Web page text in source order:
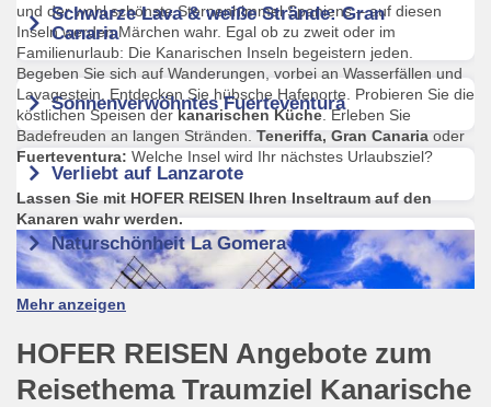
und der wohl schönste Sternenhimmel Spaniens – auf diesen
Inseln werden Märchen wahr. Egal ob zu zweit oder im
Familienurlaub: Die Kanarischen Inseln begeistern jeden.
Begeben Sie sich auf Wanderungen, vorbei an Wasserfällen und
Lavagestein. Entdecken Sie hübsche Hafenorte. Probieren Sie die
köstlichen Speisen derkanarischen Küche. Erleben Sie
Badefreuden an langen Stränden.Teneriffa, Gran Canariaoder
Fuerteventura: Welche Insel wird Ihr nächstes Urlaubsziel?
Lassen Sie mit HOFER REISEN Ihren Inseltraum auf den
Kanaren wahr werden.
Schwarze Lava & weiße Strände: Gran
Canaria
Sonnenverwöhntes Fuerteventura
Verliebt auf Lanzarote
Naturschönheit La Gomera
Mehr anzeigen
HOFER REISEN Angebote zum
Reisethema Traumziel Kanarische